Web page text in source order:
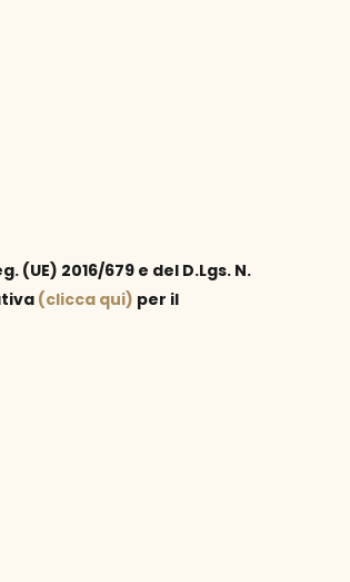
2016/679 e del D.Lgs. N.
(clicca qui) per il